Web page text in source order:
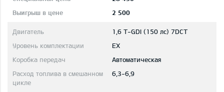
2 500
1,6 T-GDI (150 лс) 7DCT
EX
Автоматическая
6,3-6,9